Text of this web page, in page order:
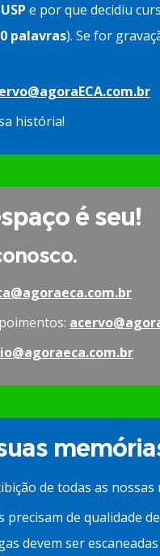
e por que decidiu
palavras). Se for
história!
é seu!
de todas as
de qualidade
devem ser